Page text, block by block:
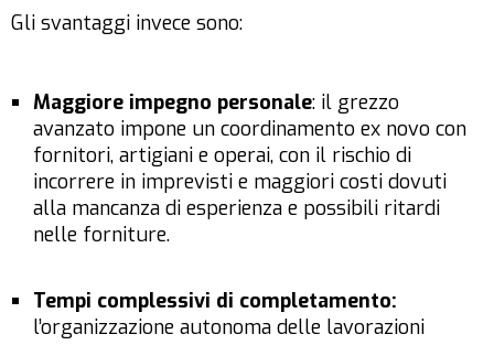
Gli svantaggi invece sono:
Maggiore impegno personale: il grezzo
avanzato impone un coordinamento ex novo con
fornitori, artigiani e operai, con il rischio di
incorrere in imprevisti e maggiori costi dovuti
alla mancanza di esperienza e possibili ritardi
nelle forniture.
Tempi complessivi di completamento:
l’organizzazione autonoma delle lavorazioni